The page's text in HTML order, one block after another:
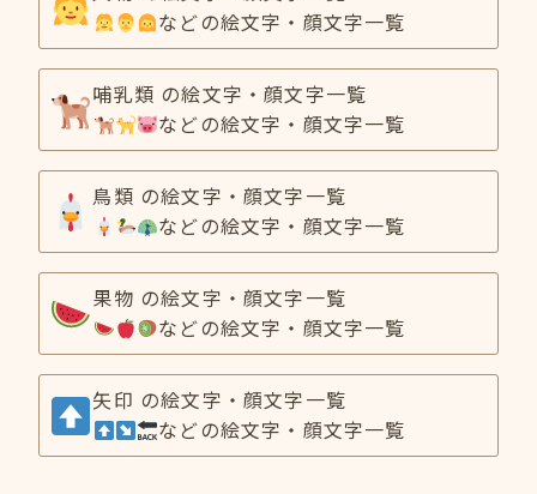
などの絵文字・顔文字一覧
哺乳類 の絵文字・顔文字一覧
などの絵文字・顔文字一覧
鳥類 の絵文字・顔文字一覧
などの絵文字・顔文字一覧
果物 の絵文字・顔文字一覧
などの絵文字・顔文字一覧
矢印 の絵文字・顔文字一覧
などの絵文字・顔文字一覧